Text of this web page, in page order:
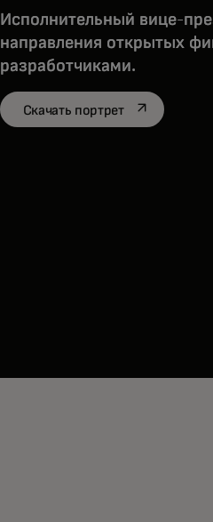
Исполнительный вице-
направления открытых
разработчиками.
Скачать портретopens in a